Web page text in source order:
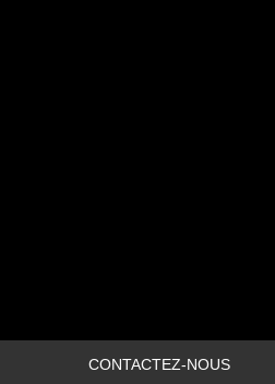
CONTACTEZ-NOUS